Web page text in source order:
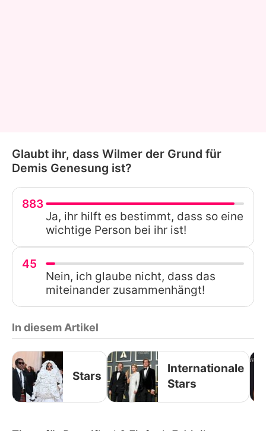
Glaubt ihr, dass Wilmer der Grund für
Demis Genesung ist?
883
Ja, ihr hilft es bestimmt, dass so eine
wichtige Person bei ihr ist!
45
Nein, ich glaube nicht, dass das
miteinander zusammenhängt!
In diesem Artikel
Stars
Internationale
Stars